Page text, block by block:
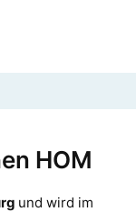
HOM
und wird im